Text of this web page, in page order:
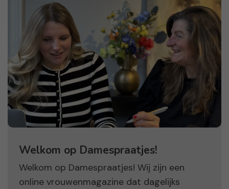
Welkom op Damespraatjes!
Welkom op Damespraatjes! Wij zijn een
online vrouwenmagazine dat dagelijks